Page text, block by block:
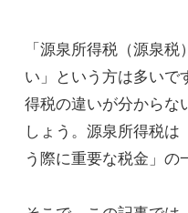
「源泉所得税（源泉
い」という方は多いで
得税の違いが分からな
しょう。源泉所得税は
う際に重要な税金」の